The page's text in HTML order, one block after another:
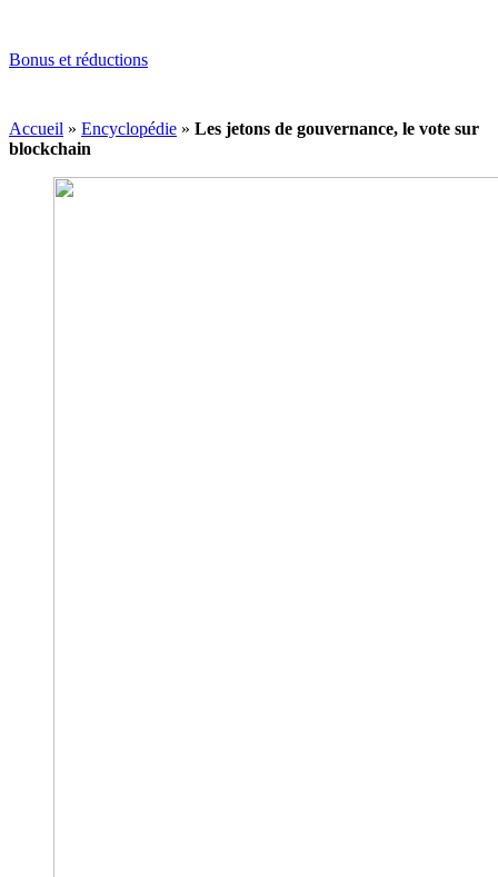
Bonus et réductions
Accueil » Encyclopédie » Les jetons de gouvernance, le vote sur
blockchain